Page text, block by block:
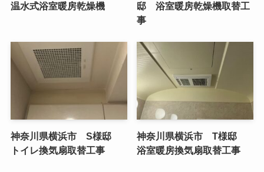
温水式浴室暖房乾燥機
邸 浴室暖房乾燥機取替工
事
神奈川県横浜市 S様邸
トイレ換気扇取替工事
神奈川県横浜市 T様邸
浴室暖房換気扇取替工事